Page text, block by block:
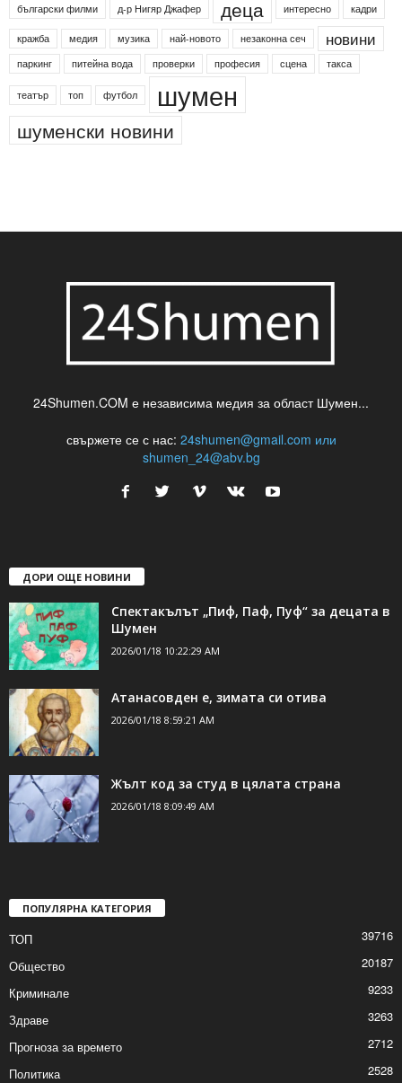
български филми
д-р Нигяр Джафер деца интересно кадри
кражба медия музика най-новото незаконна сеч новини
паркинг питейна вода проверки професия сцена такса
театър топ футбол шумен
шуменски новини
24Shumen.COM е независима медия за област Шумен...
свържете се с нас: 24shumen@gmail.com или
shumen_24@abv.bg
ДОРИ ОЩЕ НОВИНИ
Спектакълът „Пиф, Паф, Пуф“ за децата в
Шумен
2026/01/18 10:22:29 AM
Атанасовден е, зимата си отива
2026/01/18 8:59:21 AM
Жълт код за студ в цялата страна
2026/01/18 8:09:49 AM
ПОПУЛЯРНА КАТЕГОРИЯ
ТОП
39716
Общество
20187
Криминале
9233
Здраве
3263
Прогноза за времето
2712
Политика
2528